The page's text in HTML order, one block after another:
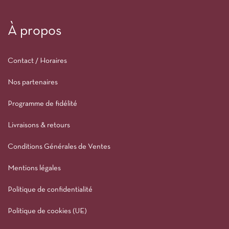
À propos
Contact / Horaires
Nos partenaires
Programme de fidélité
Livraisons & retours
Conditions Générales de Ventes
Mentions légales
Politique de confidentialité
Politique de cookies (UE)